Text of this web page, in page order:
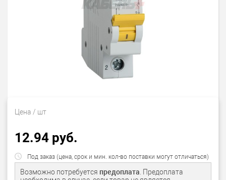
Цена / шт
12.94 руб.
Под заказ (цена, срок и мин. кол-во поставки могут отличаться)
Возможно потребуется предоплата. Предоплата